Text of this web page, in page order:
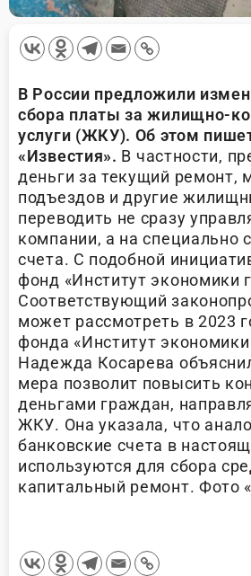
В России предложили
сбора платы за жилищно-
услуги (ЖКУ). Об этом
«Известия». В частности,
деньги за текущий ремонт,
подъездов и другие
переводить не сразу
компании, а на специально
счета. С подобной
фонд «Институт экономики
Соответствующий
может рассмотреть в 2023
фонда «Институт экономики
Надежда Косарева
мера позволит повысить
деньгами граждан,
ЖКУ. Она указала, что
банковские счета в
используются для сбора
капитальный ремонт. Фото